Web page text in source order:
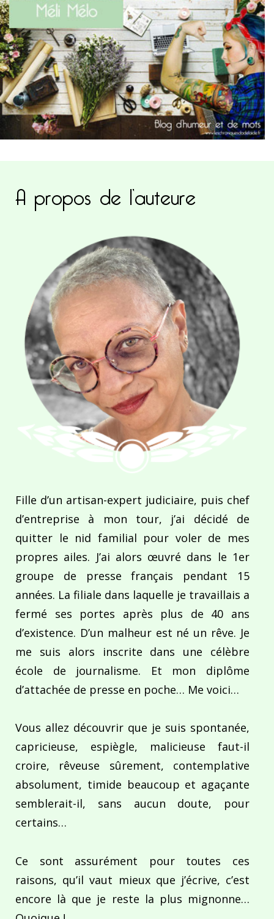
A propos de l’auteure
Fille d’un artisan-expert judiciaire, puis chef
d’entreprise à mon tour, j’ai décidé de
quitter le nid familial pour voler de mes
propres ailes. J’ai alors œuvré dans le 1er
groupe de presse français pendant 15
années. La filiale dans laquelle je travaillais a
fermé ses portes après plus de 40 ans
d’existence. D’un malheur est né un rêve. Je
me suis alors inscrite dans une célèbre
école de journalisme. Et mon diplôme
d’attachée de presse en poche… Me voici…
Vous allez découvrir que je suis spontanée,
capricieuse, espiègle, malicieuse faut-il
croire, rêveuse sûrement, contemplative
absolument, timide beaucoup et agaçante
semblerait-il, sans aucun doute, pour
certains…
Ce sont assurément pour toutes ces
raisons, qu’il vaut mieux que j’écrive, c’est
encore là que je reste la plus mignonne…